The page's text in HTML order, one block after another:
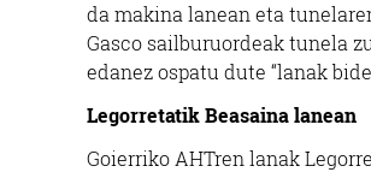
da makina lanean eta
Gasco sailburuordeak tunela
edanez ospatu dute “lanak
Legorretatik Beasaina lanean
Goierriko AHTren lanak